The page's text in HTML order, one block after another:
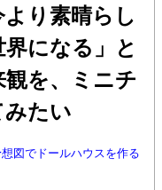
より素晴らし
になる」と
を、ミニチ
みたい
図でドールハウスを作る